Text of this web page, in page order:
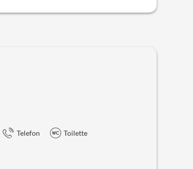
Telefon Toilette